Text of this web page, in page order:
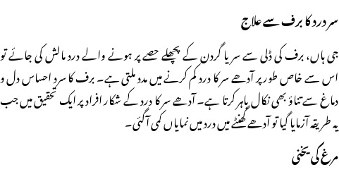
سر درد کا برف سے علاج
جی ہاں، برف کی ڈلی سے سریا گردن کے پچھلے حصے پر ہونے والے درد مالش کی جائے تو
اس سے خاص طور پر آدھے سر کا درد کم کرنے میں مدد ملتی ہے۔ برف کا سرد احساس دل و
دماغ سے تناؤ بھی نکال باہر کرتا ہے۔ آدھے سر کا درد کے شکار افراد پر ایک تحقیق میں جب
یہ طریقہ آزمایا گیا تو آدھے گھنٹے میں درد میں نمایاں کمی آگئی۔
مرغ کی یخنی